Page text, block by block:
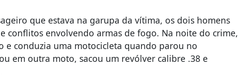
que estava na garupa da vítima, os dois homens
conflitos envolvendo armas de fogo. Na noite do crime,
e conduzia uma motocicleta quando parou no
em outra moto, sacou um revólver calibre .38 e